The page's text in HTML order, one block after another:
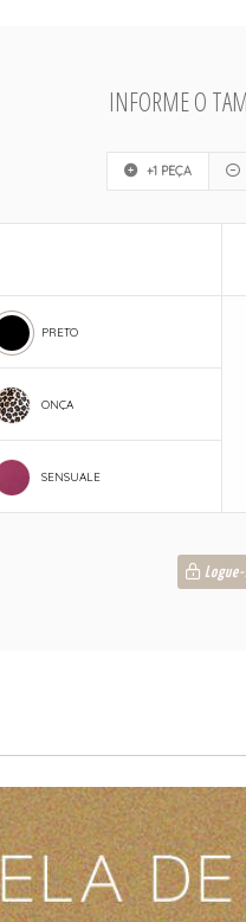
INFORME O
+1 PEÇA
PRETO
ONÇA
SENSUALE